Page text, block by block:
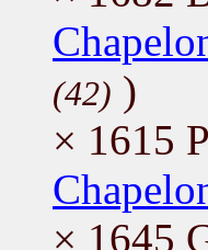
(42) )
× 1615
× 1645